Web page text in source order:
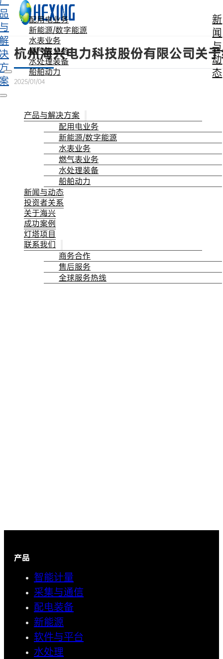
跳转到主要内容 跳转到页脚
配用电业务
新能源/数字能源
水表业务
燃气表业务
水处理装备
船舶动力
新
闻
与
动
态
产品与解决方案
配用电业务
新能源/数字能源
水表业务
燃气表业务
水处理装备
船舶动力
新闻与动态
投资者关系
关于海兴
成功案例
灯塔项目
联系我们
商务合作
售后服务
全球服务热线
杭州海兴电力科技股份有限公司关
2025/01/04
产品
智能计量
采集与通信
配电装备
新能源
软件与平台
水处理